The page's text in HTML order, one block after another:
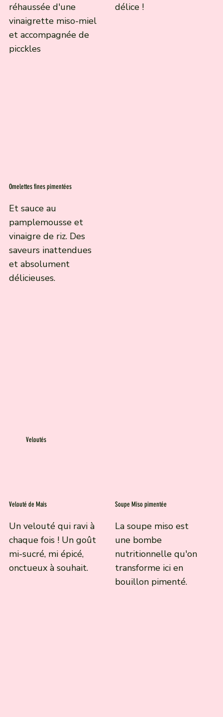
réhaussée d'une
vinaigrette miso-miel
et accompagnée de
picckles
délice !
Omelettes fines pimentées
Et sauce au
pamplemousse et
vinaigre de riz. Des
saveurs inattendues
et absolument
délicieuses.
Veloutés
Velouté de Mais
Un velouté qui ravi à
chaque fois ! Un goût
mi-sucré, mi épicé,
onctueux à souhait.
Soupe Miso pimentée
La soupe miso est
une bombe
nutritionnelle qu'on
transforme ici en
bouillon pimenté.